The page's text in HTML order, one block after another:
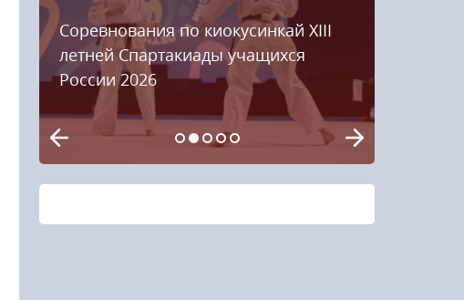
Соревнования по киокусинкай XIII
летней Спартакиады учащихся
России 2026